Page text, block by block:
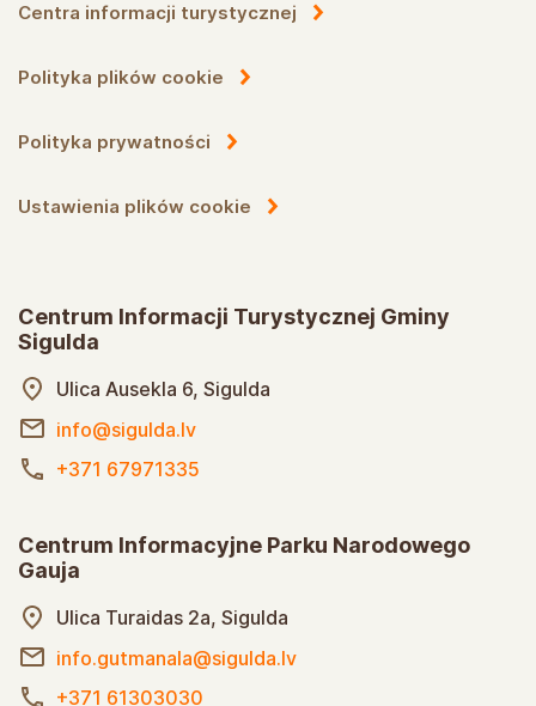
Centra informacji turystycznej
Polityka plików cookie
Polityka prywatności
Ustawienia plików cookie
Centrum Informacji Turystycznej Gminy
Sigulda
Ulica Ausekla 6, Sigulda
info@sigulda.lv
+371 67971335
Centrum Informacyjne Parku Narodowego
Gauja
Ulica Turaidas 2a, Sigulda
info.gutmanala@sigulda.lv
+371 61303030